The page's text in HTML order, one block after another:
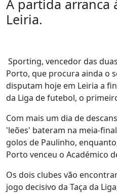
A partida arranca
Leiria.
Sporting, vencedor das
Porto, que procura ainda o
disputam hoje em Leiria a
da Liga de futebol, o
Com mais um dia de
'leões' bateram na meia-
golos de Paulinho,
Porto venceu o Académico
Os dois clubes vão
jogo decisivo da Taça da